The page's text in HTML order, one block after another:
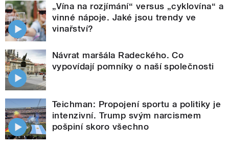
„Vína na rozjímání“ versus „cyklovína“ a
vinné nápoje. Jaké jsou trendy ve
vinařství?
Návrat maršála Radeckého. Co
vypovídají pomníky o naší společnosti
Teichman: Propojení sportu a politiky je
intenzivní. Trump svým narcismem
pošpiní skoro všechno